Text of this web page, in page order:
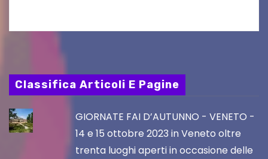
Classifica Articoli E Pagine
GIORNATE FAI D’AUTUNNO - VENETO -
14 e 15 ottobre 2023 in Veneto oltre
trenta luoghi aperti in occasione delle